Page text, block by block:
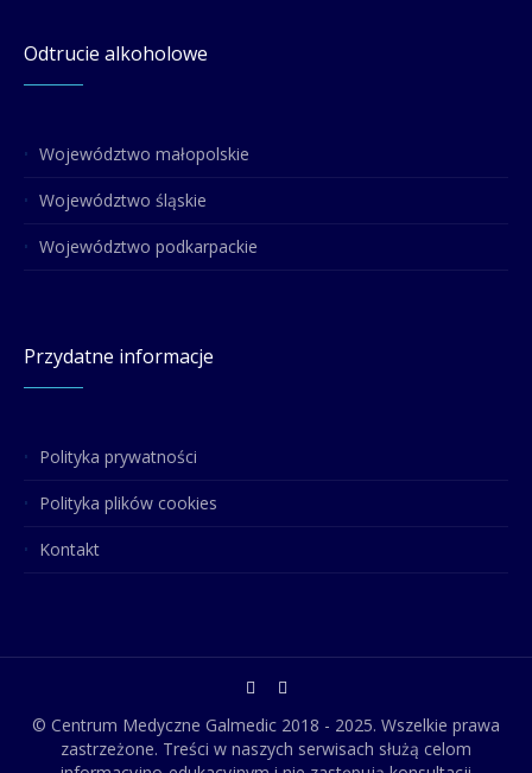
Odtrucie alkoholowe
Województwo małopolskie
Województwo śląskie
Województwo podkarpackie
Przydatne informacje
Polityka prywatności
Polityka plików cookies
Kontakt
© Centrum Medyczne Galmedic 2018 - 2025. Wszelkie prawa
zastrzeżone. Treści w naszych serwisach służą celom